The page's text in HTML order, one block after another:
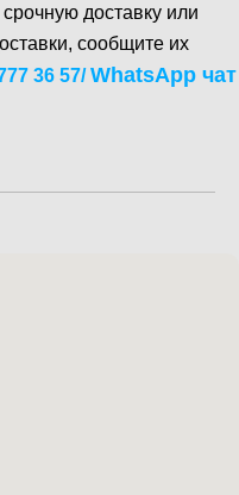
доставку или
сообщите их
36 57/WhatsA pp чат